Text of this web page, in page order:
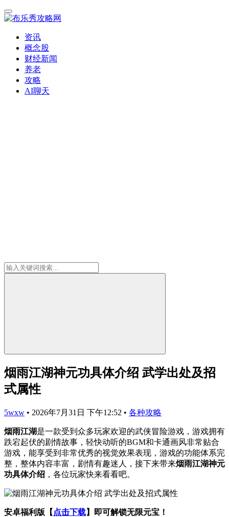
资讯
概念股
财经新闻
养老
攻略
AI聊天
烟雨江湖神元功具体介绍 武学出处及招
式属性
5wxw • 2026年7月31日 下午12:52 • 各种攻略
烟雨江湖是一款受到众多玩家欢迎的武侠冒险游戏，游戏拥有
跌宕起伏的剧情故事，轻快动听的BGM和卡通画风非常贴合
游戏，能享受到非常优秀的视觉效果表现，游戏的功能体系完
整，整体内容丰富，剧情有趣迷人，接下来带来烟雨江湖神元
功具体介绍 ，各位玩家快来看看吧。
安卓福利版【 点击下载】即可解锁无限元宝！